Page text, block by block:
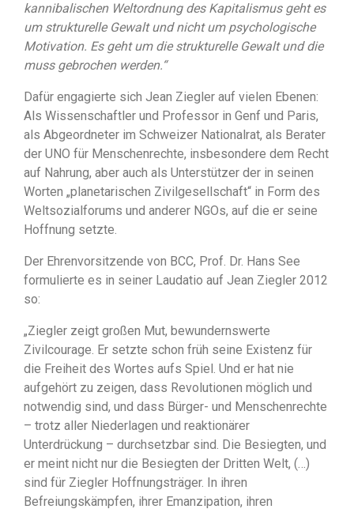
kannibalischen Weltordnung des Kapitalismus geht es
um strukturelle Gewalt und nicht um psychologische
Motivation. Es geht um die strukturelle Gewalt und die
muss gebrochen werden.“
Dafür engagierte sich Jean Ziegler auf vielen Ebenen:
Als Wissenschaftler und Professor in Genf und Paris,
als Abgeordneter im Schweizer Nationalrat, als Berater
der UNO für Menschenrechte, insbesondere dem Recht
auf Nahrung, aber auch als Unterstützer der in seinen
Worten „planetarischen Zivilgesellschaft“ in Form des
Weltsozialforums und anderer NGOs, auf die er seine
Hoffnung setzte.
Der Ehrenvorsitzende von BCC, Prof. Dr. Hans See
formulierte es in seiner Laudatio auf Jean Ziegler 2012
so:
„Ziegler zeigt großen Mut, bewundernswerte
Zivilcourage. Er setzte schon früh seine Existenz für
die Freiheit des Wortes aufs Spiel. Und er hat nie
aufgehört zu zeigen, dass Revolutionen möglich und
notwendig sind, und dass Bürger- und Menschenrechte
– trotz aller Niederlagen und reaktionärer
Unterdrückung – durchsetzbar sind. Die Besiegten, und
er meint nicht nur die Besiegten der Dritten Welt, (…)
sind für Ziegler Hoffnungsträger. In ihren
Befreiungskämpfen, ihrer Emanzipation, ihren